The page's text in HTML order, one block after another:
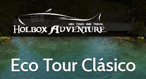
Eco Tour Clásico